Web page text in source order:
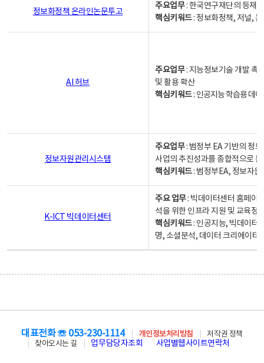
정보화정책 온라인논문투고
주요업무: 한국연구재단의 등재
핵심키워드: 정보화정책, 저널,
AI 허브
주요업무: 지능정보기술 개발 촉
및 활용 확산
핵심키워드: 인공지능 학습용 데
정보자원관리시스템
주요업무: 범정부 EA 기반의 정
사업의 추진성과를 종합적으로
핵심키워드: 범정부EA, 정보자
K-ICT 빅데이터센터
주요 업무: 빅데이터센터 홈페이
석을 위한 인프라 지원 및 교육정
핵심키워드: 인공지능, 빅데이터,
명, 소셜분석, 데이터 크리에이터
대표전화 ☏ 053-230-1114 개인정보처리방침
저작권 정책
찾아오시는 길
업무담당자조회 사업별웹사이트연락처